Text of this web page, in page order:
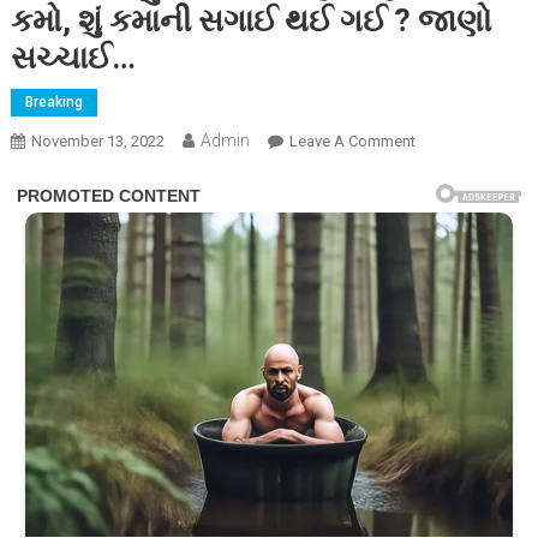
કમો, શું કમાની સગાઈ થઈ ગઈ ? જાણો
સચ્ચાઈ…
Breaking
November 13, 2022 Admin Leave A CommentOn
ફુલહાર
અને
સુંદર
યુવતી
સાથે
કમો,
શું
કમાની
સગાઈ
થઈ
ગઈ
જાણો